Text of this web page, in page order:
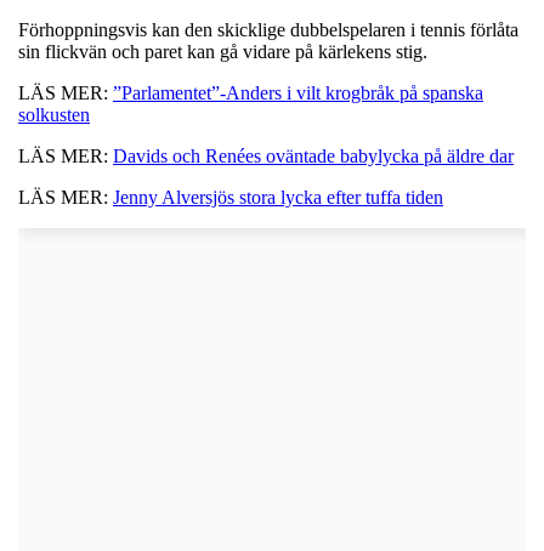
Förhoppningsvis kan den skicklige dubbelspelaren i tennis förlåta
sin flickvän och paret kan gå vidare på kärlekens stig.
LÄS MER: ”Parlamentet”-Anders i vilt krogbråk på spanska
solkusten
LÄS MER: Davids och Renées oväntade babylycka på äldre dar
LÄS MER: Jenny Alversjös stora lycka efter tuffa tiden